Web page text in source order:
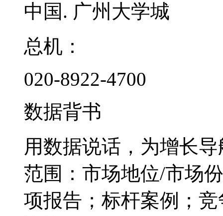
中国. 广州大学城
总机：
020-8922-4700
数据背书
用数据说话，为增长导
范围：市场地位/市场
项报告；标杆案例；